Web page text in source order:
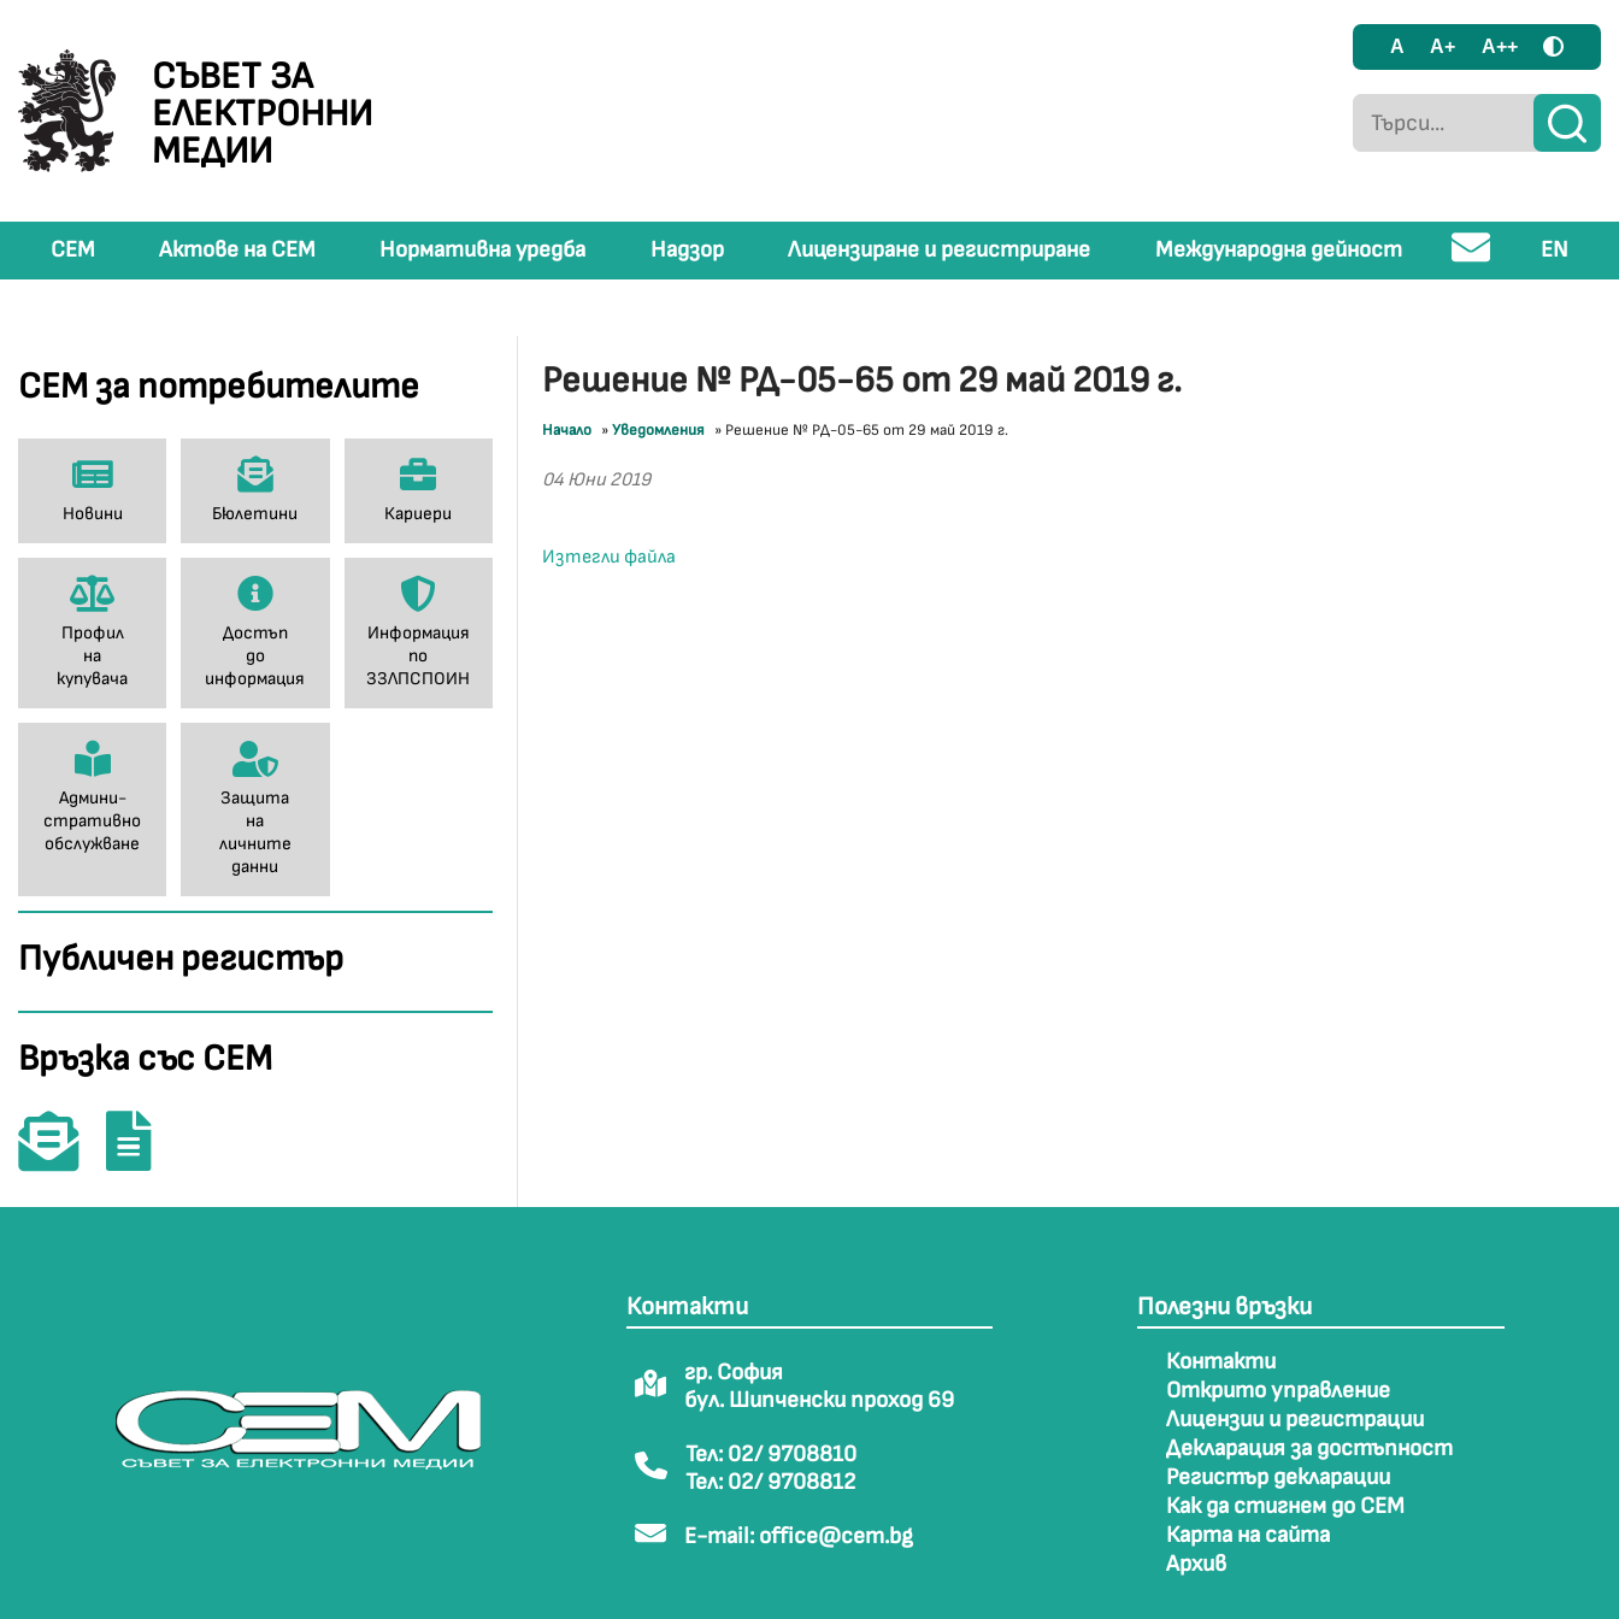
СЪВЕТ ЗА
ЕЛЕКТРОННИ
МЕДИИ
A A+ A++
СЕМ Актове на СЕМ Нормативна уредба Надзор Лицензиране и регистриране Международна дейност EN
СЕМ за потребителите
Новини Бюлетини Кариери
Профил
на
купувача
Достъп
до
информация
Информация
по
ЗЗЛПСПОИН
Админи-
стративно
обслужване
Защита
на
личните
данни
Публичен регистър
Връзка със СЕМ
Решение № РД-05-65 от 29 май 2019 г.
Начало »Уведомления » Решение № РД-05-65 от 29 май 2019 г.
04 Юни 2019
Изтегли файла
Контакти
гр. София
бул. Шипченски проход 69
Тел: 02/ 9708810
Тел: 02/ 9708812
E-mail: office@cem.bg
Полезни връзки
Контакти
Открито управление
Лицензии и регистрации
Декларация за достъпност
Регистър декларации
Как да стигнем до СЕМ
Карта на сайта
Архив